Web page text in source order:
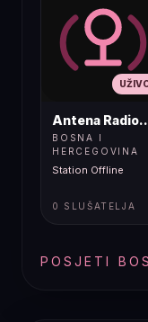
Antena Radio,
BOSNA I
HERCEGOVINA
Station Offline
0 SLUŠATELJA
POSJETI